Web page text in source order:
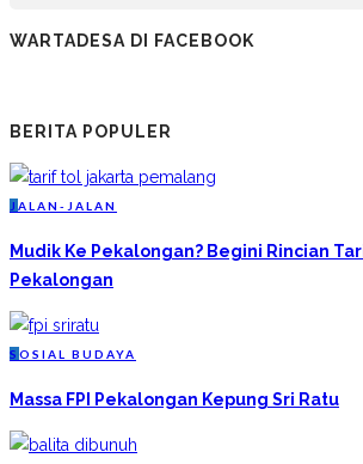
WARTADESA DI FACEBOOK
BERITA POPULER
J ALAN-JALAN
Mudik Ke Pekalongan? Begini Rincian
Pekalongan
S OSIAL BUDAYA
Massa FPI Pekalongan Kepung Sri Ratu